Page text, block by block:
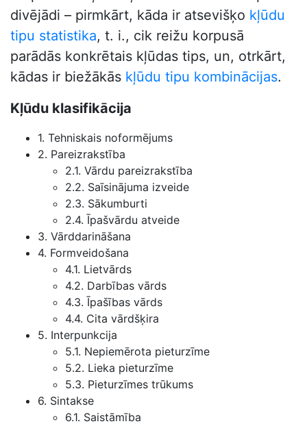
divējādi – pirmkārt, kāda ir atsevišķo kļūdu
tipu statistika, t. i., cik reižu korpusā
parādās konkrētais kļūdas tips, un, otrkārt,
kādas ir biežākās kļūdu tipu kombinācijas.
Kļūdu klasifikācija
1. Tehniskais noformējums
2. Pareizrakstība
2.1. Vārdu pareizrakstība
2.2. Saīsinājuma izveide
2.3. Sākumburti
2.4. Īpašvārdu atveide
3. Vārddarināšana
4. Formveidošana
4.1. Lietvārds
4.2. Darbības vārds
4.3. Īpašības vārds
4.4. Cita vārdšķira
5. Interpunkcija
5.1. Nepiemērota pieturzīme
5.2. Lieka pieturzīme
5.3. Pieturzīmes trūkums
6. Sintakse
6.1. Saistāmība